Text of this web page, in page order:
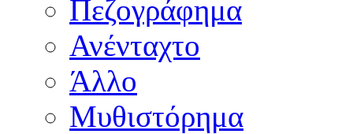
Πεζογράφημα
Ανένταχτο
Άλλο
Μυθιστόρημα